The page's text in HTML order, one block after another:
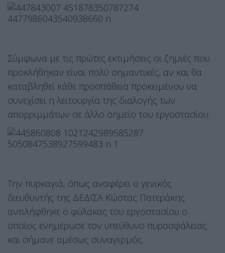
Σύμφωνα με τις πρώτες εκτιμήσεις οι ζημιές που
προκλήθηκαν είναι πολύ σημαντικές, αν και θα
καταβληθεί κάθε προσπάθεια προκειμένου να
συνεχίσει η λειτουργία της διαλογής των
απορριμμάτων σε άλλο σημείο του εργοστασίου.
Την πυρκαγιά, όπως αναφέρει ο γενικός
διευθυντής της ΔΕΔΙΣΑ Κώστας Πατεράκης
αντιλήφθηκε ο φύλακας του εργοστασίου ο
οποίος ενημέρωσε τον υπεύθυνο πυρασφάλειας
και σήμανε αμέσως συναγερμός.